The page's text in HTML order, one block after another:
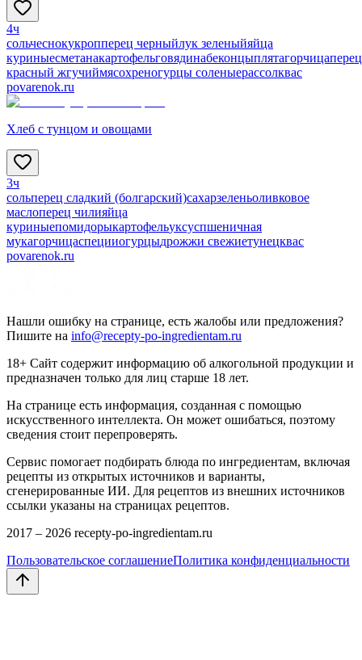
4ч
сольчеснокукропперец черныйлук зеленыйяйца
куриныесметанакартофельговядинабеконцыплятагорчицаперец
красный жгучиймясохреногурцы соленыерассолквас
povarenok.ru
Хлеб с тунцом и овощами
3ч
сольперец сладкий (болгарский)сахарзеленьоливковое
маслоперец чилияйца
куриныепомидорыкартофельуксуспшеничная
мукагорчицаспецииогурцыдрожжи свежиетунецквас
povarenok.ru
Нашли ошибку на странице, есть жалобы или предложения?
Пишите на info@recepty-po-ingredientam.ru
18+ Сайт содержит информацию об алкогольной продукции и
предназначен только для лиц старше 18 лет.
На странице есть информация, созданная с помощью
искусственного интеллекта. Он может ошибаться, поэтому
сведения стоит перепроверять.
Сервис помогает подбирать блюда по ингредиентам, включая
рецепты из открытых источников и варианты,
сгенерированные ИИ. Для рецептов из внешних источников
ссылки указаны на страницах рецептов.
2017 – 2026 recepty-po-ingredientam.ru
Пользовательское соглашениеПолитика конфиденциальности